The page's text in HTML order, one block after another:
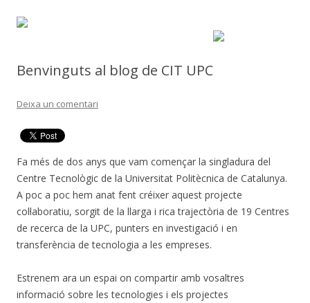
Benvinguts al blog de CIT UPC
Deixa un comentari
Fa més de dos anys que vam començar la singladura del
Centre Tecnològic de la Universitat Politècnica de Catalunya.
A poc a poc hem anat fent créixer aquest projecte
col·laboratiu, sorgit de la llarga i rica trajectòria de 19 Centres
de recerca de la UPC, punters en investigació i en
transferència de tecnologia a les empreses.
Estrenem ara un espai on compartir amb vosaltres
informació sobre les tecnologies i els projectes